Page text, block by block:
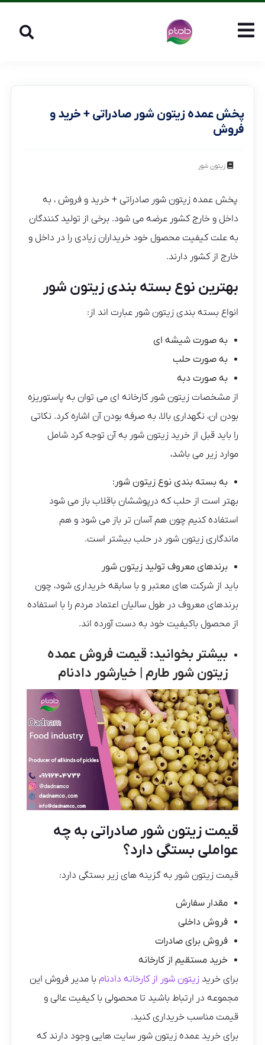
پخش عمده زیتون شور صادراتی + خرید و
فروش
زیتون شور
پخش عمده زیتون شور صادراتی + خرید و فروش ، به
داخل و خارج کشور عرضه می شود. برخی از تولید کنندگان
به علت کیفیت محصول خود خریداران زیادی را در داخل و
خارج از کشور دارند.
بهترین نوع بسته بندی زیتون شور
انواع بسته بندی زیتون شور عبارت اند از:
به صورت شیشه ای
به صورت حلب
به صورت دبه
از مشخصات زیتون شور کارخانه ای می توان به پاستوریزه
بودن ان، نگهداری بالا، به صرفه بودن آن اشاره کرد. نکاتی
را باید قبل از خرید زیتون شور به آن توجه کرد شامل
موارد زیر می باشد،
به بسته بندی نوع زیتون شور:
بهتر است از حلب که درپوششان باقلاب باز می شود
استفاده کنیم چون هم آسان تر باز می شود و هم
ماندگاری زیتون شور در حلب بیشتر است.
برندهای معروف تولید زیتون شور
باید از شرکت های معتبر و با سابقه خریداری شود، چون
برندهای معروف در طول سالیان اعتماد مردم را با استفاده
از محصول باکیفیت خود به دست آورده اند.
بیشتر بخوانید:قیمت فروش عمده
زیتون شور طارم | خیارشور دادنام
قیمت زیتون شور صادراتی به چه
عواملی بستگی دارد؟
قیمت زیتون شور به گزینه های زیر بستگی دارد:
مقدار سفارش
فروش داخلی
فروش برای صادرات
خرید مستقیم از کارخانه
برای خرید زیتون شور از کارخانه دادنام با مدیر فروش این
مجموعه در ارتباط باشید تا محصولی با کیفیت عالی و
قیمت مناسب خریداری کنید.
برای خرید عمده زیتون شور سایت هایی وجود دارند که